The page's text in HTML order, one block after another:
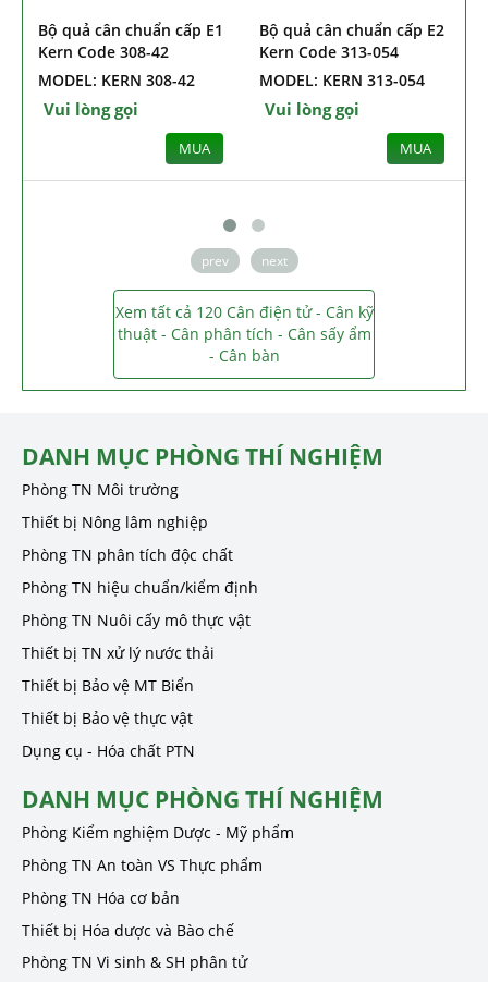
Bộ quả cân chuẩn cấp E1
Kern Code 308-42
MODEL: KERN 308-42
Vui lòng gọi
MUA
Bộ quả cân chuẩn cấp E2
Kern Code 313-054
MODEL: KERN 313-054
Vui lòng gọi
MUA
prev next
Xem tất cả 120 Cân điện tử - Cân kỹ
thuật - Cân phân tích - Cân sấy ẩm
- Cân bàn
DANH MỤC PHÒNG THÍ NGHIỆM
Phòng TN Môi trường
Thiết bị Nông lâm nghiệp
Phòng TN phân tích độc chất
Phòng TN hiệu chuẩn/kiểm định
Phòng TN Nuôi cấy mô thực vật
Thiết bị TN xử lý nước thải
Thiết bị Bảo vệ MT Biển
Thiết bị Bảo vệ thực vật
Dụng cụ - Hóa chất PTN
DANH MỤC PHÒNG THÍ NGHIỆM
Phòng Kiểm nghiệm Dược - Mỹ phẩm
Phòng TN An toàn VS Thực phẩm
Phòng TN Hóa cơ bản
Thiết bị Hóa dược và Bào chế
Phòng TN Vi sinh & SH phân tử